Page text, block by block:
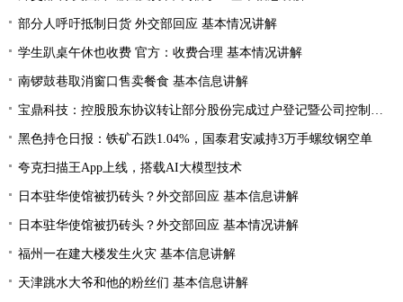
部分人呼吁抵制日货 外交部回应 基本情况讲解
学生趴桌午休也收费 官方：收费合理 基本情况讲解
南锣鼓巷取消窗口售卖餐食 基本信息讲解
宝鼎科技：控股股东协议转让部分股份完成过户登记暨公司控制权发生变更
黑色持仓日报：铁矿石跌1.04%，国泰君安减持3万手螺纹钢空单
夸克扫描王App上线，搭载AI大模型技术
日本驻华使馆被扔砖头？外交部回应 基本信息讲解
日本驻华使馆被扔砖头？外交部回应 基本情况讲解
福州一在建大楼发生火灾 基本信息讲解
天津跳水大爷和他的粉丝们 基本信息讲解